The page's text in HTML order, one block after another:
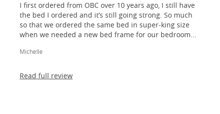
I first ordered from OBC over 10 years ago, I still have
the bed I ordered and it’s still going strong. So much
so that we ordered the same bed in super-king size
when we needed a new bed frame for our bedroom...
Michelle
Read full review